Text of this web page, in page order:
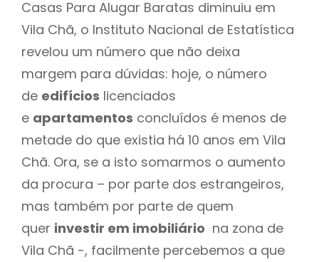
Casas Para Alugar Baratas diminuiu em
Vila Chã, o Instituto Nacional de Estatística
revelou um número que não deixa
margem para dúvidas: hoje, o número
de edifícios licenciados
e apartamentos concluídos é menos de
metade do que existia há 10 anos em Vila
Chã. Ora, se a isto somarmos o aumento
da procura – por parte dos estrangeiros,
mas também por parte de quem
quer investir em imobiliário na zona de
Vila Chã -, facilmente percebemos a que